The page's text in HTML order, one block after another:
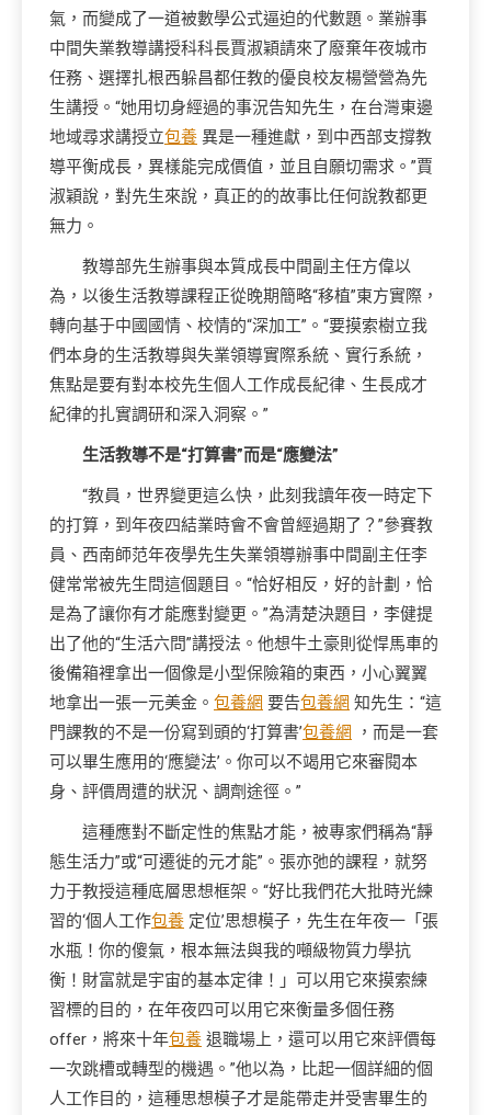
氣，而變成了一道被數學公式逼迫的代數題。業辦事
中間失業教導講授科科長賈淑穎請來了廢棄年夜城市
任務、選擇扎根西躲昌都任教的優良校友楊營營為先
生講授。“她用切身經過的事況告知先生，在台灣東邊
地域尋求講授立包養 異是一種進獻，到中西部支撐教
導平衡成長，異樣能完成價值，並且自願切需求。”賈
淑穎說，對先生來說，真正的的故事比任何說教都更
無力。
教導部先生辦事與本質成長中間副主任方偉以
為，以後生活教導課程正從晚期簡略“移植”東方實際，
轉向基于中國國情、校情的“深加工”。“要摸索樹立我
們本身的生活教導與失業領導實際系統、實行系統，
焦點是要有對本校先生個人工作成長紀律、生長成才
紀律的扎實調研和深入洞察。”
生活教導不是“打算書”而是“應變法”
“教員，世界變更這么快，此刻我讀年夜一時定下
的打算，到年夜四結業時會不會曾經過期了？”參賽教
員、西南師范年夜學先生失業領導辦事中間副主任李
健常常被先生問這個題目。“恰好相反，好的計劃，恰
是為了讓你有才能應對變更。”為清楚決題目，李健提
出了他的“生活六問”講授法。他想牛土豪則從悍馬車的
後備箱裡拿出一個像是小型保險箱的東西，小心翼翼
地拿出一張一元美金。 包養網 要告包養網 知先生：“這
門課教的不是一份寫到頭的‘打算書’包養網
，而是一套
可以畢生應用的‘應變法’。你可以不竭用它來審閱本
身、評價周遭的狀況、調劑途徑。”
這種應對不斷定性的焦點才能，被專家們稱為“靜
態生活力”或“可遷徙的元才能”。張亦弛的課程，就努
力于教授這種底層思想框架。“好比我們花大批時光練
習的‘個人工作包養 定位’思想模子，先生在年夜一「張
水瓶！你的傻氣，根本無法與我的噸級物質力學抗
衡！財富就是宇宙的基本定律！」可以用它來摸索練
習標的目的，在年夜四可以用它來衡量多個任務
offer，將來十年包養 退職場上，還可以用它來評價每
一次跳槽或轉型的機遇。”他以為，比起一個詳細的個
人工作目的，這種思想模子才是能帶走并受害畢生的